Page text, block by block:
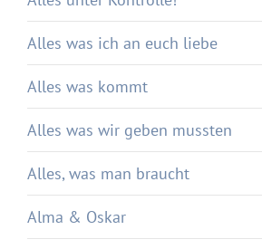
Alles was ich an euch liebe
Alles was kommt
Alles was wir geben mussten
Alles, was man braucht
Alma & Oskar